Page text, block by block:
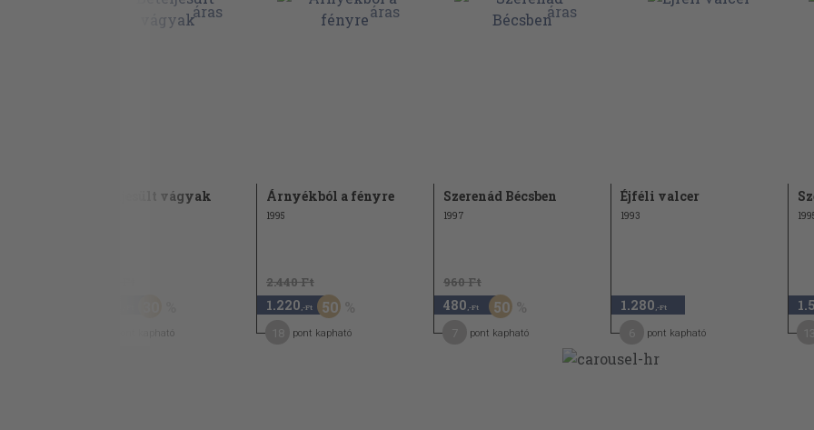
Beteljesült vágyak
pont kapható
Árnyékból a fényre
1995
2.440 Ft
1.220 ,-Ft 50
pont kapható
Szerenád Bécsben
1997
960 Ft
480 ,-Ft 50
pont kapható
Éjféli valcer
1993
1.280 ,-Ft
pont kapható